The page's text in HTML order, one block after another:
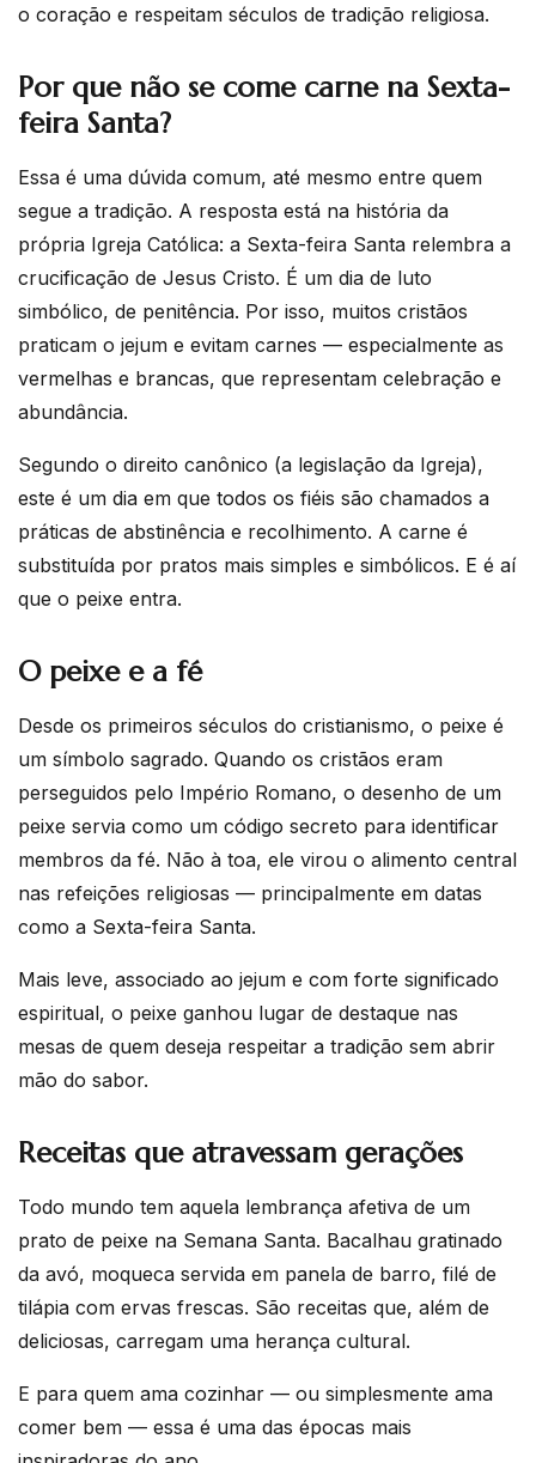
o coração e respeitam séculos de tradição religiosa.
Por que não se come carne na Sexta-
feira Santa?
Essa é uma dúvida comum, até mesmo entre quem
segue a tradição. A resposta está na história da
própria Igreja Católica: a Sexta-feira Santa relembra a
crucificação de Jesus Cristo. É um dia de luto
simbólico, de penitência. Por isso, muitos cristãos
praticam o jejum e evitam carnes — especialmente as
vermelhas e brancas, que representam celebração e
abundância.
Segundo o direito canônico (a legislação da Igreja),
este é um dia em que todos os fiéis são chamados a
práticas de abstinência e recolhimento. A carne é
substituída por pratos mais simples e simbólicos. E é aí
que o peixe entra.
O peixe e a fé
Desde os primeiros séculos do cristianismo, o peixe é
um símbolo sagrado. Quando os cristãos eram
perseguidos pelo Império Romano, o desenho de um
peixe servia como um código secreto para identificar
membros da fé. Não à toa, ele virou o alimento central
nas refeições religiosas — principalmente em datas
como a Sexta-feira Santa.
Mais leve, associado ao jejum e com forte significado
espiritual, o peixe ganhou lugar de destaque nas
mesas de quem deseja respeitar a tradição sem abrir
mão do sabor.
Receitas que atravessam gerações
Todo mundo tem aquela lembrança afetiva de um
prato de peixe na Semana Santa. Bacalhau gratinado
da avó, moqueca servida em panela de barro, filé de
tilápia com ervas frescas. São receitas que, além de
deliciosas, carregam uma herança cultural.
E para quem ama cozinhar — ou simplesmente ama
comer bem — essa é uma das épocas mais